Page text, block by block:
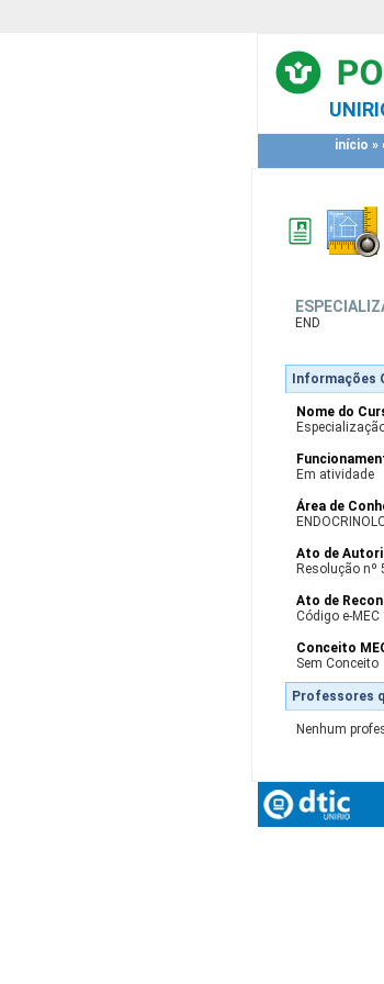
início »
END
Informações
Nome do
Em atividade
Área de
Ato de
Resolução nº
Ato de
Código e-MEC
Conceito
Sem Conceito
Professores
Nenhum